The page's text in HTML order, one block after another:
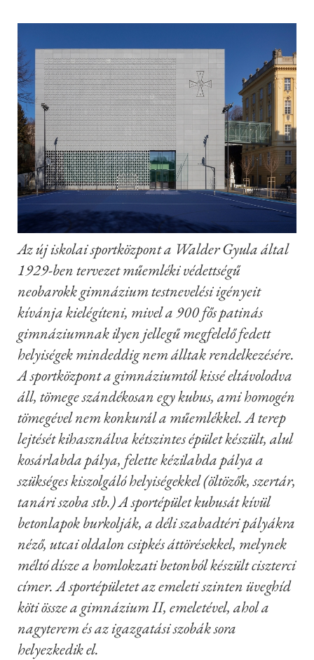
Az új iskolai sportközpont a Walder Gyula által
1929-ben tervezet műemléki védettségű
neobarokk gimnázium testnevelési igényeit
kívánja kielégíteni, mivel a 900 fős patinás
gimnáziumnak ilyen jellegű megfelelő fedett
helyiségek mindeddig nem álltak rendelkezésére.
A sportközpont a gimnáziumtól kissé eltávolodva
áll, tömege szándékosan egy kubus, ami homogén
tömegével nem konkurál a műemlékkel. A terep
lejtését kihasználva kétszintes épület készült, alul
kosárlabda pálya, felette kézilabda pálya a
szükséges kiszolgáló helyiségekkel (öltözők, szertár,
tanári szoba stb.) A sportépület kubusát kívül
betonlapok burkolják, a déli szabadtéri pályákra
néző, utcai oldalon csipkés áttörésekkel, melynek
méltó dísze a homlokzati betonból készült ciszterci
címer. A sportépületet az emeleti szinten üveghíd
köti össze a gimnázium II, emeletével, ahol a
nagyterem és az igazgatási szobák sora
helyezkedik el.